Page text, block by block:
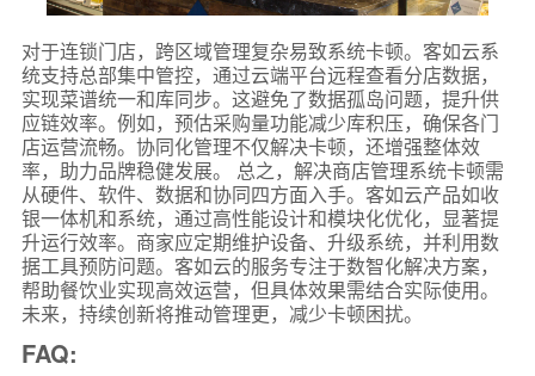
对于连锁门店，跨区域管理复杂易致系统卡顿。客如云系
统支持总部集中管控，通过云端平台远程查看分店数据，
实现菜谱统一和库同步。这避免了数据孤岛问题，提升供
应链效率。例如，预估采购量功能减少库积压，确保各门
店运营流畅。协同化管理不仅解决卡顿，还增强整体效
率，助力品牌稳健发展。 总之，解决商店管理系统卡顿需
从硬件、软件、数据和协同四方面入手。客如云产品如收
银一体机和系统，通过高性能设计和模块化优化，显著提
升运行效率。商家应定期维护设备、升级系统，并利用数
据工具预防问题。客如云的服务专注于数智化解决方案，
帮助餐饮业实现高效运营，但具体效果需结合实际使用。
未来，持续创新将推动管理更，减少卡顿困扰。
FAQ: